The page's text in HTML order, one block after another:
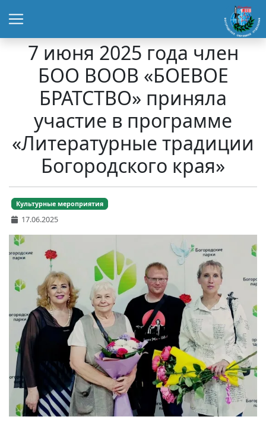
7 июня 2025 года член
БОО ВООВ «БОЕВОЕ
БРАТСТВО» приняла
участие в программе
«Литературные традиции
Богородского края»
Культурные мероприятия
17.06.2025